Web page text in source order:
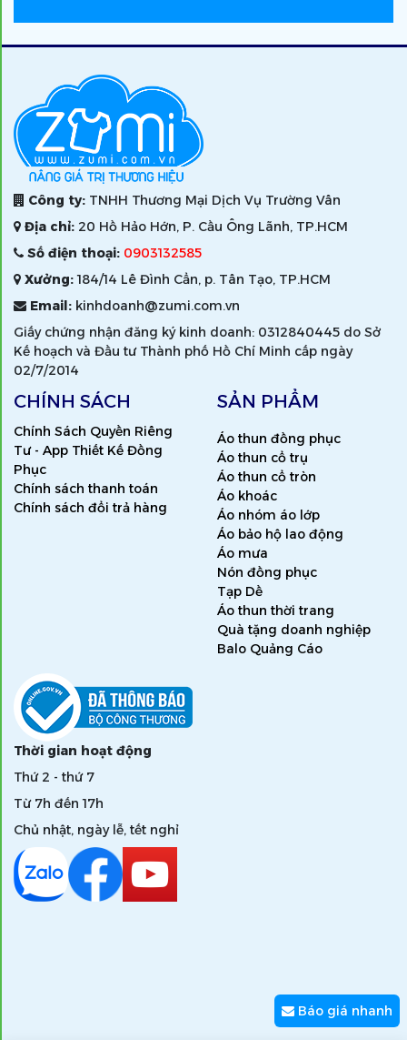
Công ty: TNHH Thương Mại Dịch Vụ Trường Vân
Địa chỉ: 20 Hồ Hảo Hớn, P. Cầu Ông Lãnh, TP.HCM
Số điện thoại: 0903132585
Xưởng:184/14 Lê Đình Cẩn, p. Tân Tạo, TP.HCM
Email: kinhdoanh@zumi.com.vn
Giấy chứng nhận đăng ký kinh doanh: 0312840445 do Sở
Kế hoạch và Đầu tư Thành phố Hồ Chí Minh cấp ngày
02/7/2014
CHÍNH SÁCH
Chính Sách Quyền Riêng
Tư - App Thiết Kế Đồng
Phục
Chính sách thanh toán
Chính sách đổi trả hàng
SẢN PHẨM
Áo thun đồng phục
Áo thun cổ trụ
Áo thun cổ tròn
Áo khoác
Áo nhóm áo lớp
Áo bảo hộ lao động
Áo mưa
Nón đồng phục
Tạp Dề
Áo thun thời trang
Quà tặng doanh nghiệp
Balo Quảng Cáo
Thời gian hoạt động
Thứ 2 - thứ 7
Từ 7h đến 17h
Chủ nhật, ngày lễ, tết nghỉ
Báo giá nhanh